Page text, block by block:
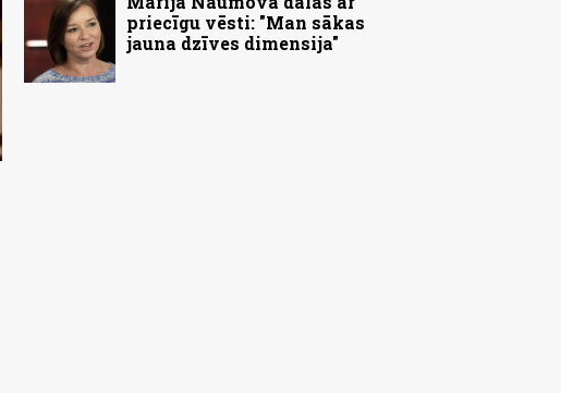
priecīgu vēsti: "Man sākas
jauna dzīves dimensija"